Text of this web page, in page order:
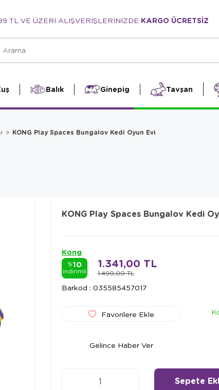
TL VE ÜZERİ ALIŞVERİŞLERİNİZDE KARGO ÜCRETSİZ
Balık Ginepig Tavşan
KONG Play Spaces Bungalov Kedi Oyun Evi
KONG Play Spaces Bungalov Kedi
Kong
%10
indirimli 1.490,00 TL
1.341,00 TL
Barkod : 035585457017
Favorilere Ekle
Gelince Haber Ver